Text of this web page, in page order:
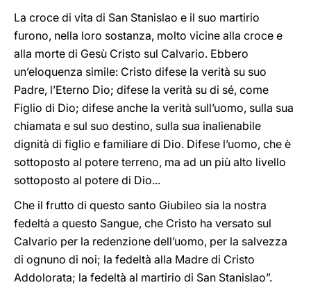
La croce di vita di San Stanislao e il suo martirio
furono, nella loro sostanza, molto vicine alla croce e
alla morte di Gesù Cristo sul Calvario. Ebbero
un’eloquenza simile: Cristo difese la verità su suo
Padre, l’Eterno Dio; difese la verità su di sé, come
Figlio di Dio; difese anche la verità sull’uomo, sulla sua
chiamata e sul suo destino, sulla sua inalienabile
dignità di figlio e familiare di Dio. Difese l’uomo, che è
sottoposto al potere terreno, ma ad un più alto livello
sottoposto al potere di Dio...
Che il frutto di questo santo Giubileo sia la nostra
fedeltà a questo Sangue, che Cristo ha versato sul
Calvario per la redenzione dell’uomo, per la salvezza
di ognuno di noi; la fedeltà alla Madre di Cristo
Addolorata; la fedeltà al martirio di San Stanislao”.